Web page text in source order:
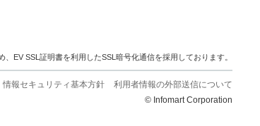
、EV SSL証明書を利用したSSL暗号化通信を採用しております。
情報セキュリティ基本方針
利用者情報の外部送信について
© Infomart Corporation